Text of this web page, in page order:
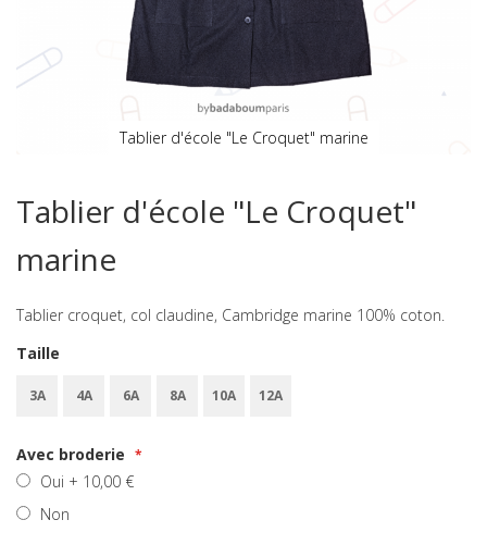
Tablier d'école "Le Croquet" marine
the
beginning
of
the
gallery
Tablier d'école "Le Croquet"
marine
Tablier croquet, col claudine, Cambridge marine 100% coton.
Taille
3A 4A 6A 8A 10A 12A
Avec broderie
Oui + 10,00 €
Non